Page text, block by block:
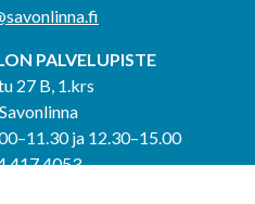
PALVELUPISTE
27 B, 1.krs
ja 12.30–15.00
417 4053